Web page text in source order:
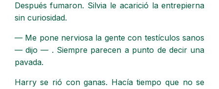
Después fumaron. Silvia le acarició la entrepierna
sin curiosidad.
— Me pone nerviosa la gente con testículos sanos
— dijo — . Siempre parecen a punto de decir una
pavada.
Harry se rió con ganas. Hacía tiempo que no se